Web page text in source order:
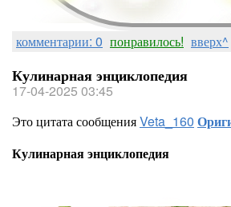
комментарии: 0 понравилось! вверх^
Кулинарная энциклопедия
17-04-2025 03:45
Это цитата сообщенияVeta_160
Кулинарная энциклопедия